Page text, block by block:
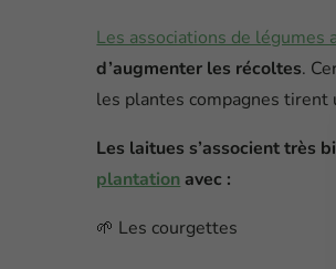
Les associations de légumes
d’augmenter les récoltes.
les plantes compagnes
Les laitues s’associent très
plantationavec :
🌱 Les courgettes